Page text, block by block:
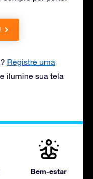
Registre uma
ilumine sua tela
Bem-estar